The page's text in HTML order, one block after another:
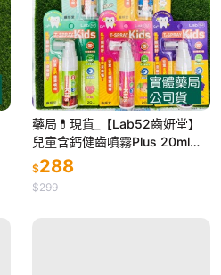
藥局💊現貨_【Lab52齒妍堂】
兒童含鈣健齒噴霧Plus 20ml｜
降口腔壞菌/奶臭/口臭 奶睡清潔
大童換牙
$288
$299